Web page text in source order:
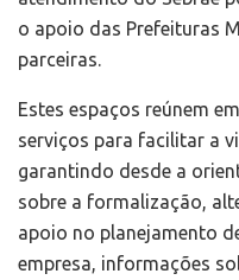
o apoio das Prefeituras
parceiras.
Estes espaços reúnem
serviços para facilitar a
garantindo desde a
sobre a formalização,
apoio no planejamento
empresa, informações